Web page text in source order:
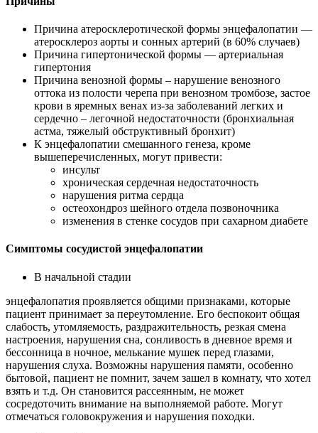
Причина атеросклеротической формы энцефалопатии —
атеросклероз аорты и сонных артерий (в 60% случаев)
Причина гипертонической формы — артериальная
гипертония
Причина венозной формы – нарушение венозного
оттока из полости черепа при венозном тромбозе, застое
крови в яремных венах из-за заболеваний легких и
сердечно – легочной недостаточности (бронхиальная
астма, тяжелый обструктивный бронхит)
К энцефалопатии смешанного генеза, кроме
вышеперечисленных, могут привести:
инсульт
хроническая сердечная недостаточность
нарушения ритма сердца
остеохондроз шейного отдела позвоночника
изменения в стенке сосудов при сахарном диабете
Симптомы сосудистой энцефалопатии
В начальной стадии
энцефалопатия проявляется общими признаками, которые
пациент принимает за переутомление. Его беспокоит общая
слабость, утомляемость, раздражительность, резкая смена
настроения, нарушения сна, сонливость в дневное время и
бессонница в ночное, мелькание мушек перед глазами,
нарушения слуха. Возможны нарушения памяти, особенно
бытовой, пациент не помнит, зачем зашел в комнату, что хотел
взять и т.д. Он становится рассеянным, не может
сосредоточить внимание на выполняемой работе. Могут
отмечаться головокружения и нарушения походки.